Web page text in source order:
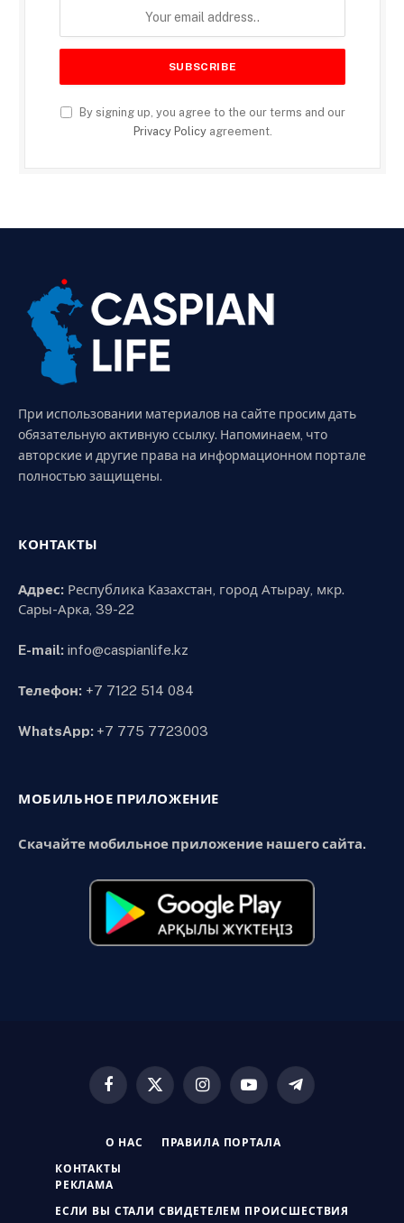
By signing up, you agree to the our terms and our
Privacy Policyagreement.
При использовании материалов на сайте просим дать
обязательную активную ссылку. Напоминаем, что
авторские и другие права на информационном портале
полностью защищены.
КОНТАКТЫ
Адрес: Республика Казахстан, город Атырау, мкр.
Сары-Арка, 39-22
E-mail: info@caspianlife.kz
Телефон: +7 7122 514 084
WhatsApp: +7 775 7723003
МОБИЛЬНОЕ ПРИЛОЖЕНИЕ
Скачайте мобильное приложение нашего сайта.
Facebook
X
InstagramYouTubeTelegram
О НАС ПРАВИЛА ПОРТАЛА
КОНТАКТЫ
РЕКЛАМА
ЕСЛИ ВЫ СТАЛИ СВИДЕТЕЛЕМ ПРОИСШЕСТВИЯ